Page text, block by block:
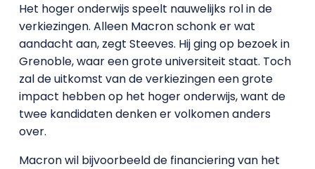
Het hoger onderwijs speelt nauwelijks rol in de
verkiezingen. Alleen Macron schonk er wat
aandacht aan, zegt Steeves. Hij ging op bezoek in
Grenoble, waar een grote universiteit staat. Toch
zal de uitkomst van de verkiezingen een grote
impact hebben op het hoger onderwijs, want de
twee kandidaten denken er volkomen anders
over.
Macron wil bijvoorbeeld de financiering van het